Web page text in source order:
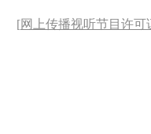
[网上传播视听节目许可